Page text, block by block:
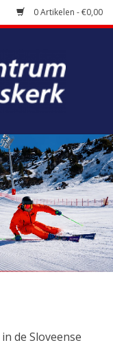
0 Artikelen - €0,00
de Sloveense